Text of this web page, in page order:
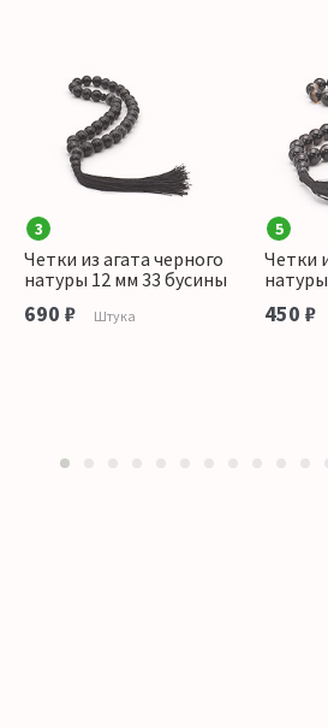
3
Четки из агата черного
натуры 12 мм 33 бусины
690 ₽ Штука
5
Четки
450 ₽